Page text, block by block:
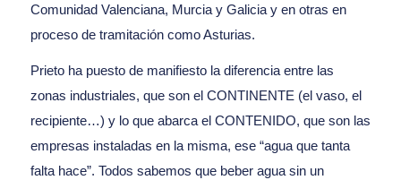
Comunidad Valenciana, Murcia y Galicia y en otras en
proceso de tramitación como Asturias.
Prieto ha puesto de manifiesto la diferencia entre las
zonas industriales, que son el CONTINENTE (el vaso, el
recipiente…) y lo que abarca el CONTENIDO, que son las
empresas instaladas en la misma, ese “agua que tanta
falta hace”. Todos sabemos que beber agua sin un